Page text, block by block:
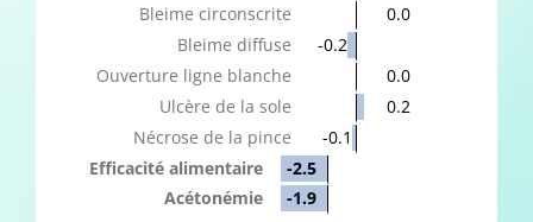
Bleime circonscrite
0.0
Bleime diffuse
-0.2
Ouverture ligne blanche
0.0
Ulcère de la sole
0.2
Nécrose de la pince
-0.1
Efficacité alimentaire
-2.5
Acétonémie
-1.9